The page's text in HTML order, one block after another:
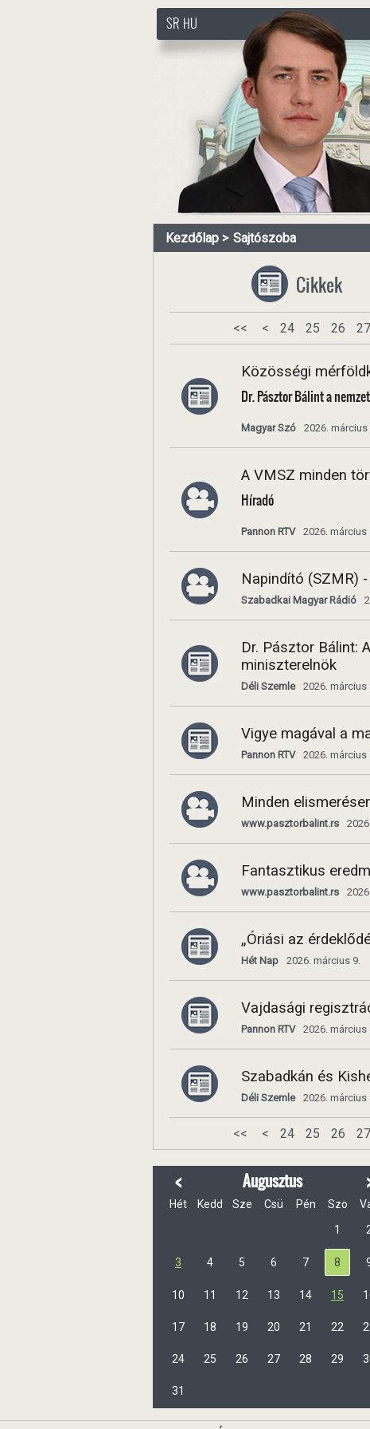
http://www.pasztorbalint.rs/hu
SR HU
Kezdőlap Sajtószoba
Cikkek
<< < 24 25 26 27
Közösségi
Dr. Pásztor Bálint a
Magyar Szó 2026. március
A VMSZ minden
Híradó
Pannon RTV 2026. március
Napindító (SZMR)
Szabadkai Magyar Rádió
Dr. Pásztor Bálint:
miniszterelnök
Déli Szemle 2026. március
Vigye magával a
Pannon RTV 2026. március
Minden
www.pasztorbalint.rs
Fantasztikus
www.pasztorbalint.rs
„Óriási az
Hét Nap 2026. március 9.
Vajdasági
Pannon RTV 2026. március
Szabadkán és
Déli Szemle 2026. március
<< < 24 25 26 27
< Augusztus
Hét Kedd Sze Csü Pén Szo
1
3 4 5 6 7 8
10 11 12 13 14 15
17 18 19 20 21 22
24 25 26 27 28 29
31